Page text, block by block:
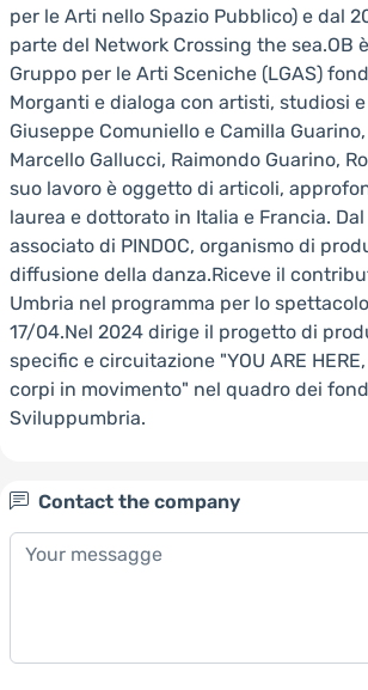
per le Arti nello Spazio Pubblico) e dal
parte del Network Crossing the sea.OB
Gruppo per le Arti Sceniche (LGAS)
Morganti e dialoga con artisti, studiosi
Giuseppe Comuniello e Camilla
Marcello Gallucci, Raimondo Guarino,
suo lavoro è oggetto di articoli,
laurea e dottorato in Italia e Francia.
associato di PINDOC, organismo di
diffusione della danza.Riceve il
Umbria nel programma per lo
17/04.Nel 2024 dirige il progetto di
specific e circuitazione "YOU ARE
corpi in movimento" nel quadro dei
Sviluppumbria.
Contact the company